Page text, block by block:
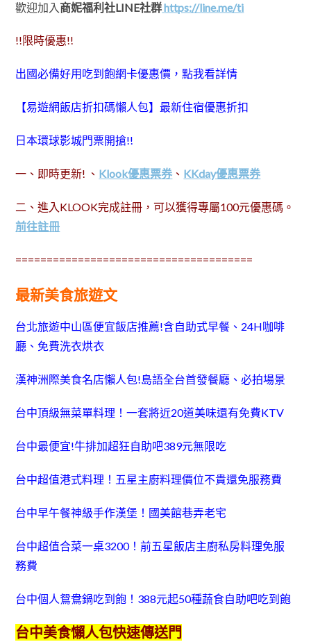
歡迎加入 商妮福利社LINE社群https://line.me/ti
!!限時優惠!!
出國必備好用吃到飽網卡優惠價，點我看詳情
【易遊網飯店折扣碼懶人包】最新住宿優惠折扣
日本環球影城門票開搶!!
一、即時更新! 、 Klook優惠票券 、 KKday優惠票券
二、進入KLOOK完成註冊，可以獲得專屬100元優惠碼。
前往註冊
======================================
最新美食旅遊文
台北旅遊中山區便宜飯店推薦!含自助式早餐、24H咖啡
廳、免費洗衣烘衣
漢神洲際美食名店懶人包!島語全台首發餐廳、必拍場景
台中頂級無菜單料理！一套將近20道美味還有免費KTV
台中最便宜!牛排加超狂自助吧389元無限吃
台中超值港式料理！五星主廚料理價位不貴還免服務費
台中早午餐神級手作漢堡！國美館巷弄老宅
台中超值合菜一桌3200！前五星飯店主廚私房料理免服
務費
台中個人鴛鴦鍋吃到飽！388元起50種蔬食自助吧吃到飽
台中美食懶人包快速傳送門